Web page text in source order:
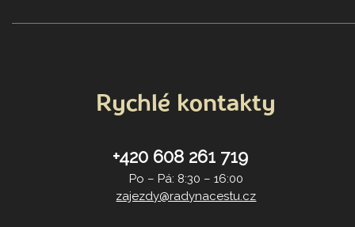
Rychlé kontakty
+420 608 261 719
Po – Pá: 8:30 – 16:00
zajezdy@radynacestu.cz